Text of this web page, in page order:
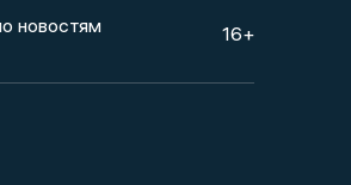
новостям 16+